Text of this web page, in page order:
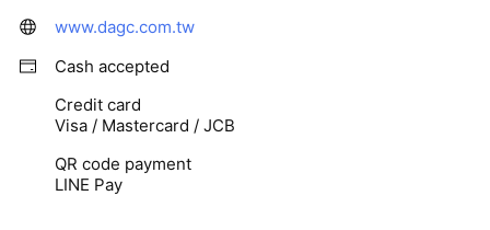
www.dagc.com.tw
Cash accepted
Credit card
Visa / Mastercard / JCB
QR code payment
LINE Pay